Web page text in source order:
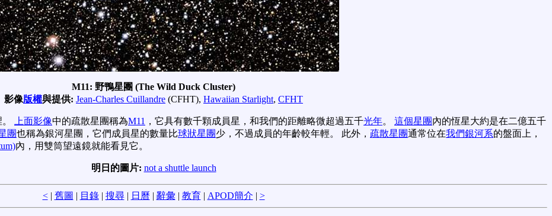
M11: 野鴨星團 (The Wild Duck Cluster)
影像版權與提供: Jean-Charles Cuillandre (CFHT), Hawaiian Starlight, CFHT
上面影像中的疏散星團稱為M11 ，它具有數千顆成員星，和我們的距離略微超過五千光年。 這個星團內的恆星大約是在二億五千
團也稱為銀河星團，它們成員星的數量比球狀星團少，不過成員的年齡較年輕。 此外， 疏散星團通常位在我們銀河系的盤面上，
內，用雙筒望遠鏡就能看見它。
明日的圖片: not a shuttle launch
<| 舊圖 | 目錄| 搜尋| 日曆 | 辭彙 | 教育| APOD簡介 | >